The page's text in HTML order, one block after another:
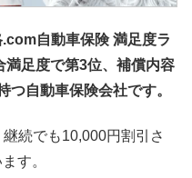
自動車保険 満足度ラ
満足度で第3位、補償内容
つ自動車保険会社です。
続でも10,000円割引さ
す。